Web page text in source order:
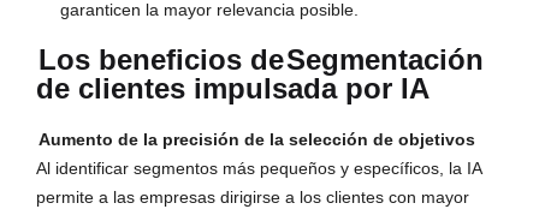
garanticen la mayor relevancia posible.
Los beneficios deSegmentación
de clientes impulsada por IA
Aumento de la precisión de la selección de objetivos
Al identificar segmentos más pequeños y específicos, la IA
permite a las empresas dirigirse a los clientes con mayor